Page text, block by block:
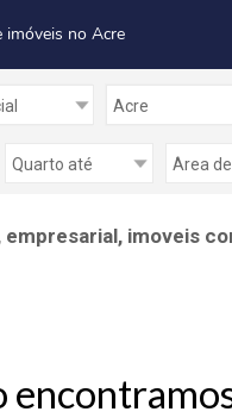
imóveis no Acre
imoveis